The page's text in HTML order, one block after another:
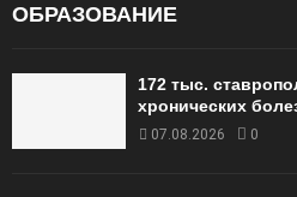
ОБРАЗОВАНИЕ
172 тыс.
хронических
07.08.2026 0